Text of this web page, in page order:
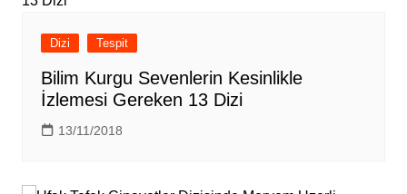
Dizi Tespit
Bilim Kurgu Sevenlerin Kesinlikle
İzlemesi Gereken 13 Dizi
13/11/2018